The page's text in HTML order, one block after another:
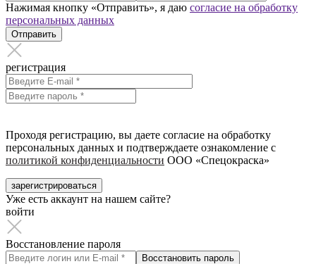
Нажимая кнопку «Отправить», я даю согласие на обработку
персональных данных
Отправить
регистрация
Проходя регистрацию, вы даете согласие на обработку
персональных данных и подтверждаете ознакомление с
политикой конфиденциальности ООО «Спецокраска»
зарегистрироваться
Уже есть аккаунт на нашем сайте?
войти
Восстановление пароля
Восстановить пароль